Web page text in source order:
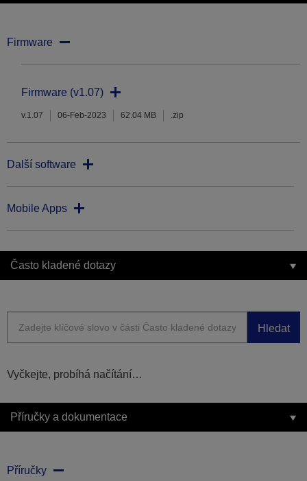
Firmware
Firmware (v1.07)
v.1.07 06-Feb-2023 62.04 MB .zip
Další software
Mobile Apps
Často kladené dotazy
Hledat
Vyčkejte, probíhá načítání…
Příručky a dokumentace
Příručky